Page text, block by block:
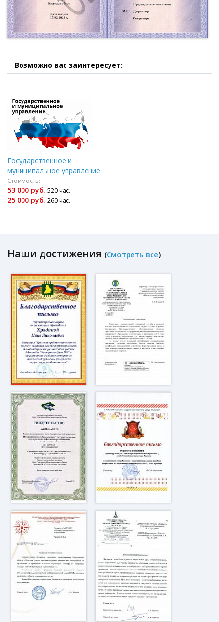
Возможно вас заинтересует:
Государственное и
муниципальное управление
Стоимость:
53 000 руб. 520 час.
25 000 руб. 260 час.
Наши достижения (Смотреть все)